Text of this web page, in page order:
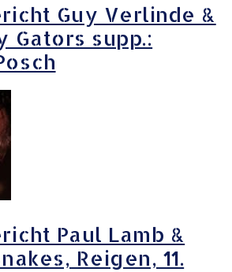
Guy Verlinde &
Gators supp.:
Paul Lamb &
Reigen, 11.